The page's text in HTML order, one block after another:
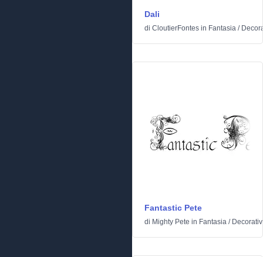
Dali
di CloutierFontes in Fantasia /
Fantastic Pete
di Mighty Pete in Fantasia /